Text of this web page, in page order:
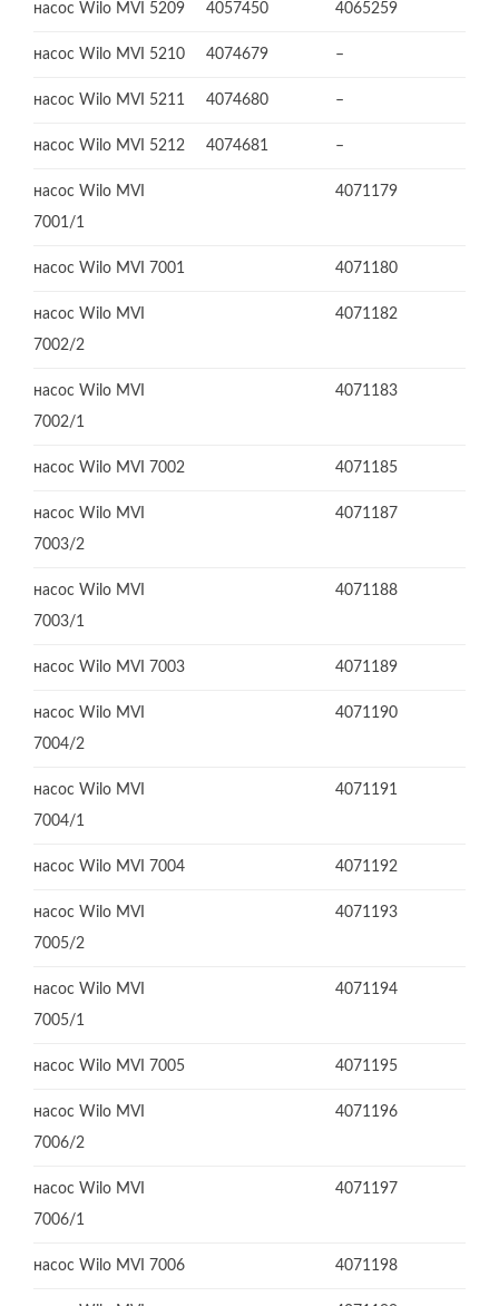
насос Wilo MVI 5209 4057450 4065259
насос Wilo MVI 5210 4074679 –
насос Wilo MVI 5211 4074680 –
насос Wilo MVI 5212 4074681 –
насос Wilo MVI
7001/1
4071179
насос Wilo MVI 7001 4071180
насос Wilo MVI
7002/2
4071182
насос Wilo MVI
7002/1
4071183
насос Wilo MVI 7002 4071185
насос Wilo MVI
7003/2
4071187
насос Wilo MVI
7003/1
4071188
насос Wilo MVI 7003 4071189
насос Wilo MVI
7004/2
4071190
насос Wilo MVI
7004/1
4071191
насос Wilo MVI 7004 4071192
насос Wilo MVI
7005/2
4071193
насос Wilo MVI
7005/1
4071194
насос Wilo MVI 7005 4071195
насос Wilo MVI
7006/2
4071196
насос Wilo MVI
7006/1
4071197
насос Wilo MVI 7006 4071198